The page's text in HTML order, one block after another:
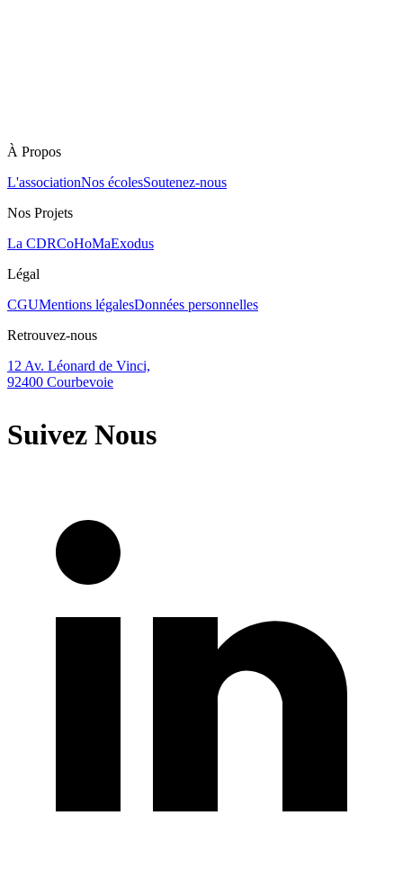
À Propos
L'associationNos écolesSoutenez-nous
Nos Projets
La CDRCoHoMaExodus
Légal
CGUMentions légalesDonnées personnelles
Retrouvez-nous
12 Av. Léonard de Vinci,
92400 Courbevoie
Suivez Nous